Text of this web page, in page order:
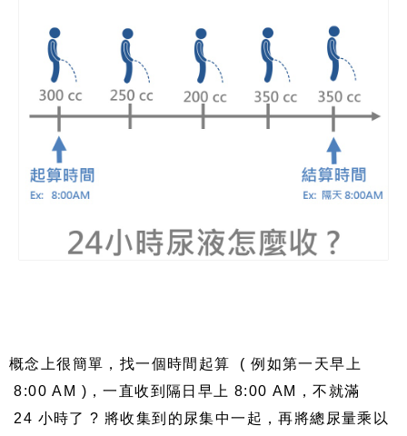
概念上很簡單，找一個時間起算 (例如第一天早上
8:00 AM ) ，一直收到隔日早上8:00 AM
，不就滿
24 小時了 ? 將收集到的尿集中一起，再將總尿量乘以